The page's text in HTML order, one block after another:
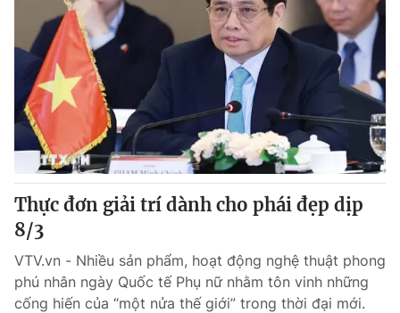
Thực đơn giải trí dành cho phái đẹp dịp
8/3
VTV.vn - Nhiều sản phẩm, hoạt động nghệ thuật phong
phú nhân ngày Quốc tế Phụ nữ nhằm tôn vinh những
cống hiến của “một nửa thế giới” trong thời đại mới.